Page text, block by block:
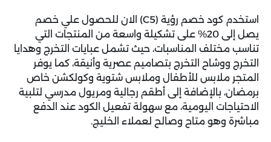
استخدم كود خصم رؤية (C5)
الان للحصول علي خصم
يصل إلى 20% على تشكيلة واسعة من المنتجات التي
تناسب مختلف المناسبات، حيث تشمل عبايات التخرج وهدايا
التخرج ووشاح التخرج بتصاميم عصرية وأنيقة، كما يوفر
المتجر ملابس للأطفال وملابس شتوية وكولكشن خاص
برمضان، بالإضافة إلى أطقم رجالية ومريول مدرسي لتلبية
الاحتياجات اليومية، مع سهولة تفعيل الكود عند الدفع
مباشرة وهو متاح وصالح لعملاء الخليج.